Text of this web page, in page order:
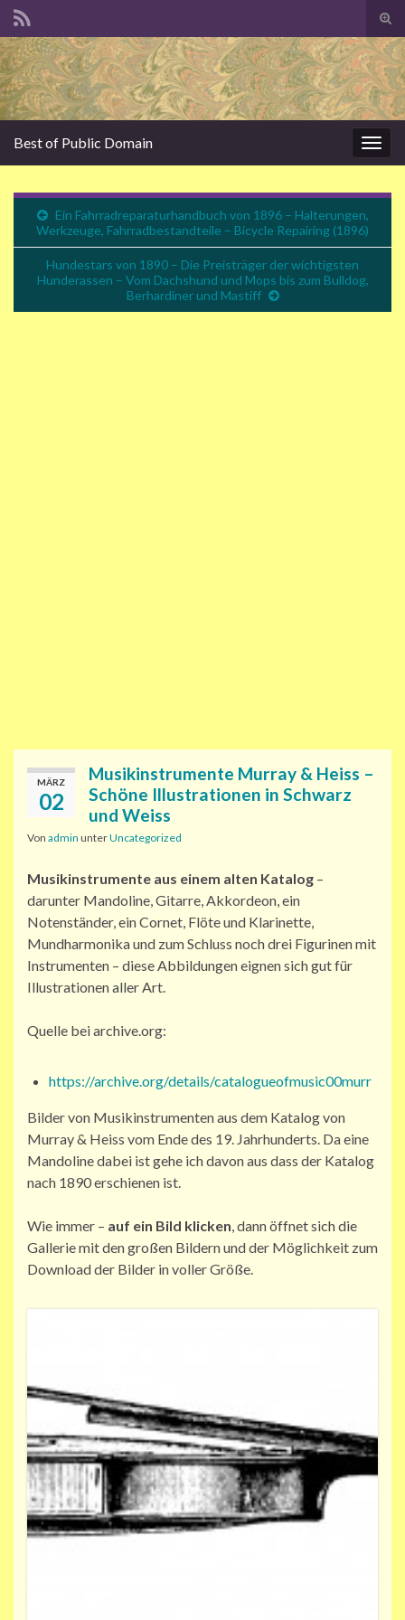
Search for:
Best of Public Domain
Ein Fahrradreparaturhandbuch von 1896 – Halterungen,
Werkzeuge, Fahrradbestandteile – Bicycle Repairing (1896)
Hundestars von 1890 – Die Preisträger der wichtigsten
Hunderassen – Vom Dachshund und Mops bis zum Bulldog,
Berhardiner und Mastiff
MÄRZ
02
Musikinstrumente Murray & Heiss –
Schöne Illustrationen in Schwarz
und Weiss
Von admin unterUncategorized
Musikinstrumente aus einem alten Katalog –
darunter Mandoline, Gitarre, Akkordeon, ein
Notenständer, ein Cornet, Flöte und Klarinette,
Mundharmonika und zum Schluss noch drei Figurinen mit
Instrumenten – diese Abbildungen eignen sich gut für
Illustrationen aller Art.
Quelle bei archive.org:
https://archive.org/details/catalogueofmusic00murr
Bilder von Musikinstrumenten aus dem Katalog von
Murray & Heiss vom Ende des 19. Jahrhunderts. Da eine
Mandoline dabei ist gehe ich davon aus dass der Katalog
nach 1890 erschienen ist.
Wie immer – auf ein Bild klicken, dann öffnet sich die
Gallerie mit den großen Bildern und der Möglichkeit zum
Download der Bilder in voller Größe.